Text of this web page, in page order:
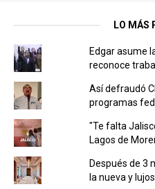
LO MÁS
Edgar asume
reconoce
Así defraudó
programas
"Te falta
Lagos de
Después de 3
la nueva y